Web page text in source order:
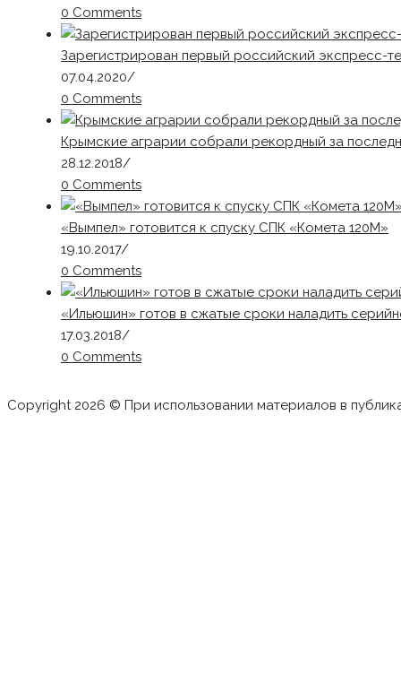
0 Comments
Зарегистрирован первый российский экспресс-
07.04.2020/
0 Comments
Крымские аграрии собрали рекордный за
28.12.2018/
0 Comments
«Вымпел» готовится к спуску СПК «Комета 120М»
19.10.2017/
0 Comments
«Ильюшин» готов в сжатые сроки наладить
17.03.2018/
0 Comments
Copyright 2026 © При использовании материалов в